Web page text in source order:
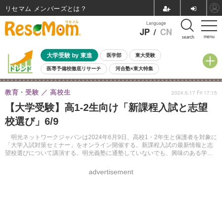
menu
Language
JP / CN search
大学受験 by 東進 医学部 東大受験
医専予備校徹底リサーチ 河合塾×東大特集
親子で考える大学選び 高校受験 中学受験 小学校受験
共通テスト 夏休み
8月開催イベント・WS 全国公立高校 過去問 人気記事
自由研究教材（小学生向け）
【大学受験】高1-2生向け「新課程入試と志望
校選び」6/9
明光ネットワークジャパンは2024年6月9日、高校1・2年生と保護者を対象に
「大学入試対策セミナー」をオンライン開催する。新課程入試の最新情報と志
望校選びについて講演する。明光義塾に通塾していないでも、興味のある学年
教育・受験 高校生
advertisement
2024.5.17 Fri 17:15
リセマム メンバーズ